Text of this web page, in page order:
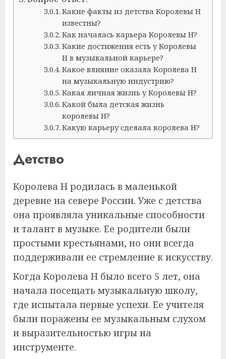
Какие факты из детства Королевы Н
известны?
Как началась карьера Королевы Н?
Какие достижения есть у Королевы
Н в музыкальной карьере?
Какое влияние оказала Королева Н
на музыкальную индустрию?
Какая личная жизнь у Королевы Н?
Какой была детская жизнь
королевы Н?
Какую карьеру сделала королева Н?
Детство
Королева Н родилась в маленькой
деревне на севере России. Уже с детства
она проявляла уникальные способности
и талант в музыке. Ее родители были
простыми крестьянами, но они всегда
поддерживали ее стремление к искусству.
Когда Королева Н было всего 5 лет, она
начала посещать музыкальную школу,
где испытала первые успехи. Ее учителя
были поражены ее музыкальным слухом
и выразительностью игры на
инструменте.